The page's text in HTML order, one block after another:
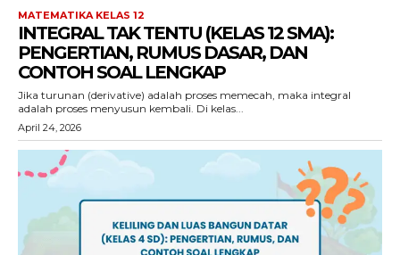
MATEMATIKA KELAS 12
INTEGRAL TAK TENTU (KELAS 12 SMA):
PENGERTIAN, RUMUS DASAR, DAN
CONTOH SOAL LENGKAP
Jika turunan (derivative) adalah proses memecah, maka integral
adalah proses menyusun kembali. Di kelas...
April 24, 2026